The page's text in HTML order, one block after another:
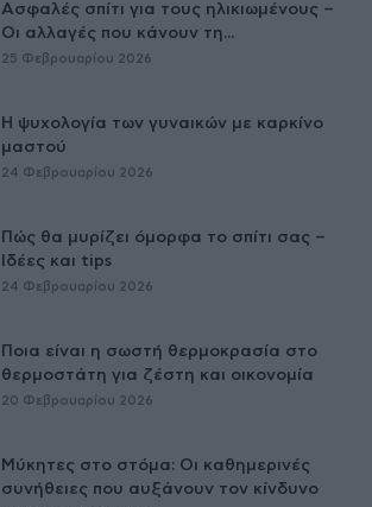
Ασφαλές σπίτι για τους ηλικιωμένους –
Οι αλλαγές που κάνουν τη...
25 Φεβρουαρίου 2026
Η ψυχολογία των γυναικών με καρκίνο
μαστού
24 Φεβρουαρίου 2026
Πώς θα μυρίζει όμορφα το σπίτι σας –
Ιδέες και tips
24 Φεβρουαρίου 2026
Ποια είναι η σωστή θερμοκρασία στο
θερμοστάτη για ζέστη και οικονομία
20 Φεβρουαρίου 2026
Μύκητες στο στόμα: Οι καθημερινές
συνήθειες που αυξάνουν τον κίνδυνο